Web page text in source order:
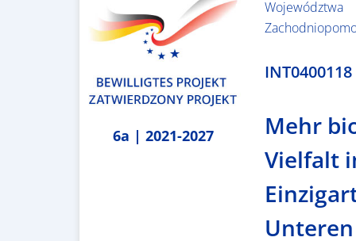
6a | 2021-2027
Województwa
Mehr
Vielfalt